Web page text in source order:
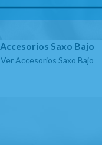
Accesorios Saxo Bajo
Ver Accesorios Saxo Bajo